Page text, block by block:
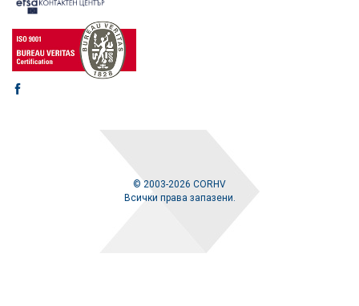
© 2003-2026 CORHV
Всички права запазени.